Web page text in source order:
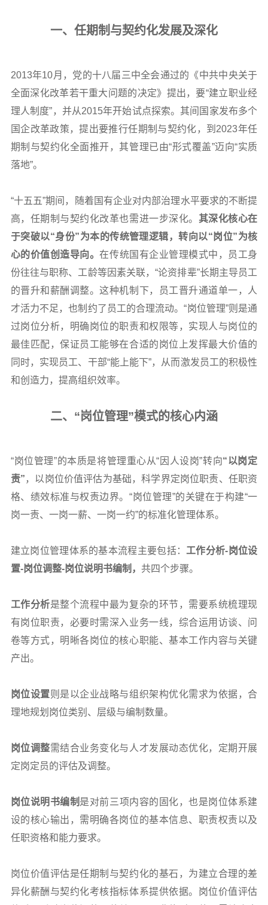
一、任期制与契约化发展及深化
2013年10月，党的十八届三中全会通过的《中共中央关于
全面深化改革若干重大问题的决定》提出，要“建立职业经
理人制度”，并从2015年开始试点探索。其间国家发布多个
国企改革政策，提出要推行任期制与契约化，到2023年任
期制与契约化全面推开，其管理已由“形式覆盖”迈向“实质
落地”。
“十五五”期间，随着国有企业对内部治理水平要求的不断提
高，任期制与契约化改革也需进一步深化。 其深化核心在
于突破以“身份”为本的传统管理逻辑，转向以“岗位”为核
心的价值创造导向。在传统国有企业管理模式中，员工身
份往往与职称、工龄等因素关联，“论资排辈”长期主导员工
的晋升和薪酬调整。这种机制下，员工晋升通道单一，人
才活力不足，也制约了员工的合理流动。“岗位管理”则是通
过岗位分析，明确岗位的职责和权限等，实现人与岗位的
最佳匹配，保证员工能够在合适的岗位上发挥最大价值的
同时，实现员工、干部“能上能下”，从而激发员工的积极性
和创造力，提高组织效率。
二、“岗位管理”模式的核心内涵
“岗位管理”的本质是将管理重心从“因人设岗”转向“以岗定
责” ，以岗位价值评估为基础，科学界定岗位职责、任职资
格、绩效标准与权责边界。“岗位管理”的关键在于构建“一
岗一责、一岗一薪、一岗一约”的标准化管理体系。
建立岗位管理体系的基本流程主要包括： 工作分析-岗位设
置-岗位调整-岗位说明书编制， 共四个步骤。
工作分析是整个流程中最为复杂的环节，需要系统梳理现
有岗位职责，必要时需深入业务一线，综合运用访谈、问
卷等方式，明晰各岗位的核心职能、基本工作内容与关键
产出。
岗位设置则是以企业战略与组织架构优化需求为依据，合
理地规划岗位类别、层级与编制数量。
岗位调整需结合业务变化与人才发展动态优化，定期开展
定岗定员的评估及调整。
岗位说明书编制 是对前三项内容的固化，也是岗位体系建
设的核心输出，需明确各岗位的基本信息、职责权责以及
任职资格和能力要求。
岗位价值评估是任期制与契约化的基石，为建立合理的差
异化薪酬与契约化考核指标体系提供依据。岗位价值评估